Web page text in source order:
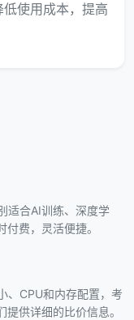
使用成本，提高
适合AI训练、深度学
费，灵活便捷。
、CPU和内存配置，考
供详细的比价信息。